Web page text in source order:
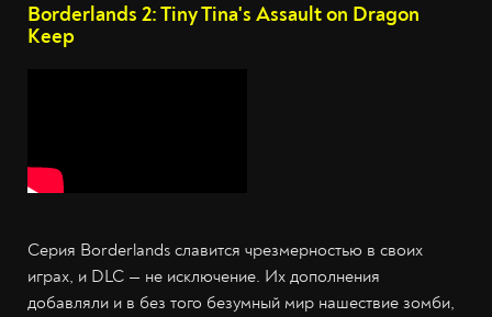
Borderlands 2: Tiny Tina's Assault on Dragon
Keep
Серия Borderlands славится чрезмерностью в своих
играх, и DLC — не исключение. Их дополнения
добавляли и в без того безумный мир нашествие зомби,